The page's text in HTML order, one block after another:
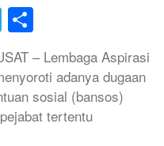
Telegram
– Lembaga Aspirasi
adanya dugaan
sosial (bansos)
tertentu